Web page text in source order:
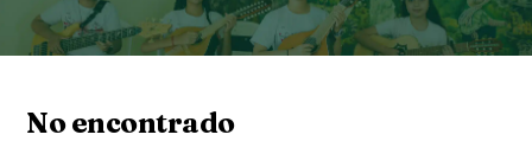
No encontrado